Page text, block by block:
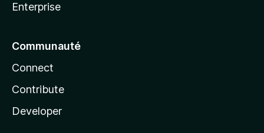
Enterprise
Communauté
Connect
Contribute
Developer